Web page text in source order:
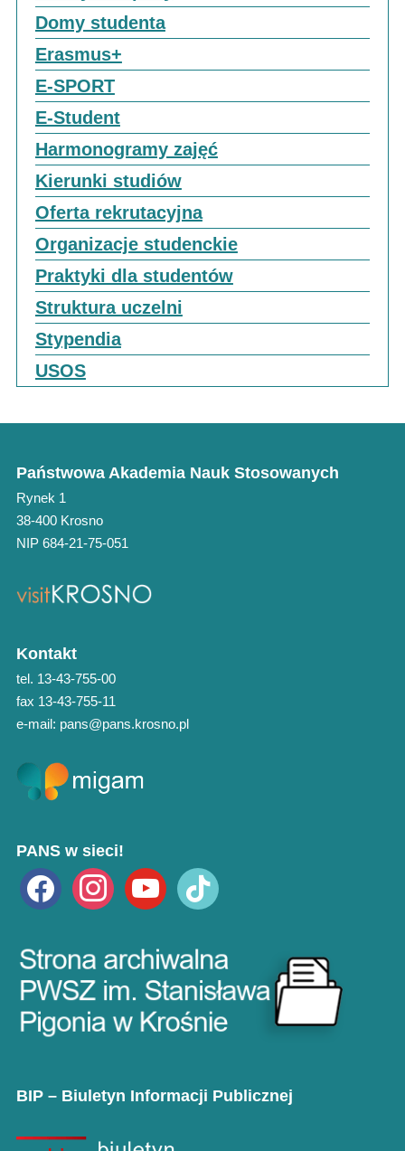
Domy studenta
Erasmus+
E-SPORT
E-Student
Harmonogramy zajęć
Kierunki studiów
Oferta rekrutacyjna
Organizacje studenckie
Praktyki dla studentów
Struktura uczelni
Stypendia
USOS
Państwowa Akademia Nauk Stosowanych
Rynek 1
38-400 Krosno
NIP 684-21-75-051
Kontakt
tel. 13-43-755-00
fax 13-43-755-11
e-mail: pans@pans.krosno.pl
PANS w sieci!
facebook instagramyoutube tiktok
BIP – Biuletyn Informacji Publicznej